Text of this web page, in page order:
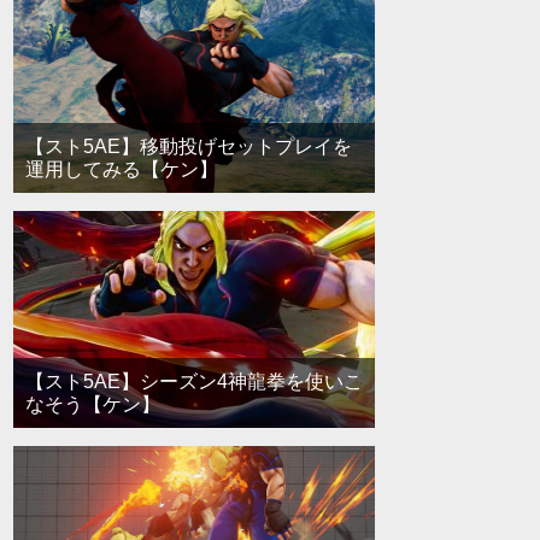
【スト5AE】移動投げセットプレイを
運用してみる【ケン】
【スト5AE】シーズン4神龍拳を使いこ
なそう【ケン】